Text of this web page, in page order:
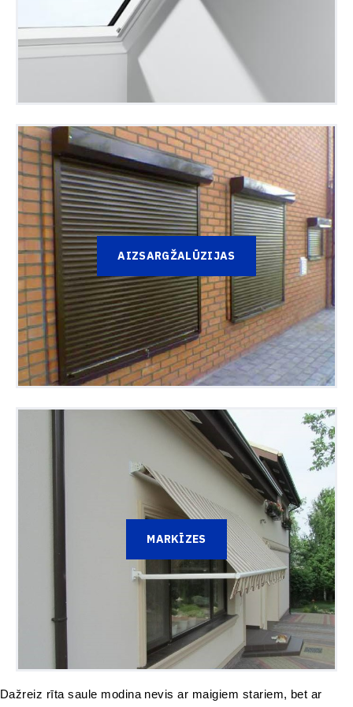
Aizmirsi savu paroli?
Jauns lietotājs
AIZSARGŽALŪZIJAS
MARKĪZES
Dažreiz rīta saule modina nevis ar maigiem stariem, bet ar
Adrese
NOSŪTĪT